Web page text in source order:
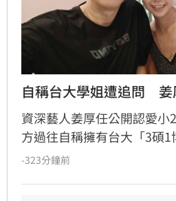
自稱台大學姐遭追問　
資深藝人姜厚任公開認愛小
方過往自稱擁有台大「3碩
146等背景引發外界高度質
-323分鐘前